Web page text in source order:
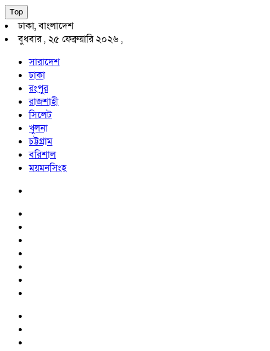
Top
ঢাকা, বাংলাদেশ
বুধবার , ২৫ ফেব্রুয়ারি ২০২৬ ,
সারাদেশ
ঢাকা
রংপুর
রাজশাহী
সিলেট
খুলনা
চট্টগ্রাম
বরিশাল
ময়মনসিংহ